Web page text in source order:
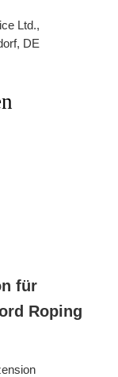
Ltd.,
DE
für
Roping